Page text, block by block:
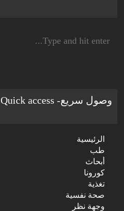
for:
وصول سريع- Quick access
الرئيسية
طب
أبحاث
كورونا
تغذية
صحة نفسية
وجهة نظر